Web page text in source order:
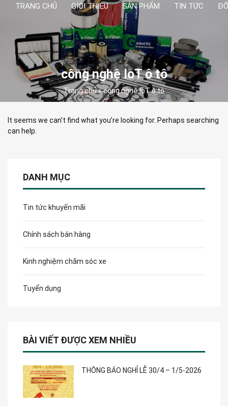
TRANG CHỦ GIỚI THIỆU SẢN PHẨM TIN TỨC
công nghệ IoT ô tô
Trang chủ»công nghệ IoT ô tô
DANH MỤC
Tin tức khuyến mãi
Chính sách bán hàng
Kinh nghiệm chăm sóc xe
Tuyển dụng
BÀI VIẾT ĐƯỢC XEM NHIỀU
THÔNG BÁO NGHỈ LỄ 30/4 – 1/5-2026
It seems we can’t find what you’re looking for. Perhaps searching
can help.